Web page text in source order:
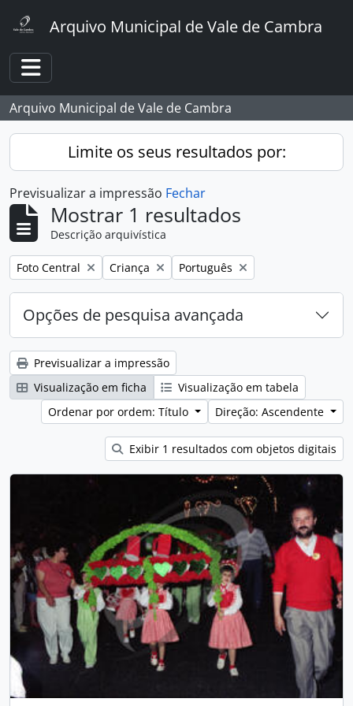
Arquivo Municipal de Vale de Cambra
Toggle navigation
Arquivo Municipal de Vale de Cambra
Limite os seus resultados por:
Previsualizar a impressão Fechar
Mostrar 1 resultados
Descrição arquivística
Remover filtro:
Foto Central Remover filtro:
Criança Remover filtro:
Português
Opções de pesquisa avançada
Previsualizar a impressão
Visualização em ficha
Visualização em tabela
Ordenar por ordem: Título
Direção: Ascendente
Exibir 1 resultados com objetos digitais